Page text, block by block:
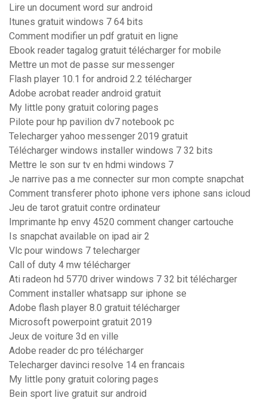
Lire un document word sur android
Itunes gratuit windows 7 64 bits
Comment modifier un pdf gratuit en ligne
Ebook reader tagalog gratuit télécharger for mobile
Mettre un mot de passe sur messenger
Flash player 10.1 for android 2.2 télécharger
Adobe acrobat reader android gratuit
My little pony gratuit coloring pages
Pilote pour hp pavilion dv7 notebook pc
Telecharger yahoo messenger 2019 gratuit
Télécharger windows installer windows 7 32 bits
Mettre le son sur tv en hdmi windows 7
Je narrive pas a me connecter sur mon compte snapchat
Comment transferer photo iphone vers iphone sans icloud
Jeu de tarot gratuit contre ordinateur
Imprimante hp envy 4520 comment changer cartouche
Is snapchat available on ipad air 2
Vlc pour windows 7 telecharger
Call of duty 4 mw télécharger
Ati radeon hd 5770 driver windows 7 32 bit télécharger
Comment installer whatsapp sur iphone se
Adobe flash player 8.0 gratuit télécharger
Microsoft powerpoint gratuit 2019
Jeux de voiture 3d en ville
Adobe reader dc pro télécharger
Telecharger davinci resolve 14 en francais
My little pony gratuit coloring pages
Bein sport live gratuit sur android